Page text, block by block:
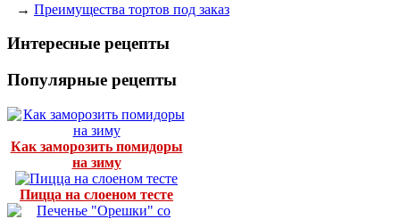
→ Преимущества тортов под заказ
Интересные рецепты
Популярные рецепты
Как заморозить помидоры
на зиму
Пицца на слоеном тесте